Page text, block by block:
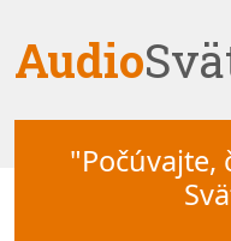
Audio
"Počúvajte,